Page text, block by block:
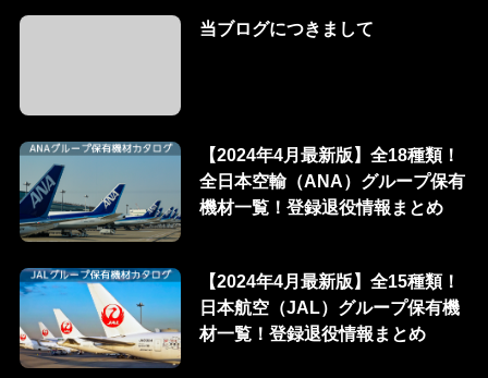
当ブログにつきまして
【2024年4月最新版】全18種類！
全日本空輸（ANA）グループ保有
機材一覧！登録退役情報まとめ
【2024年4月最新版】全15種類！
日本航空（JAL）グループ保有機
材一覧！登録退役情報まとめ